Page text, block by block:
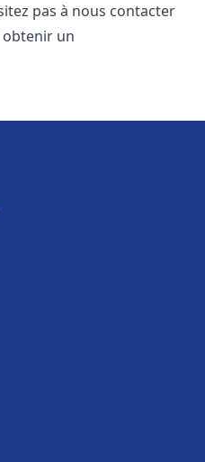
pas à nous contacter
un